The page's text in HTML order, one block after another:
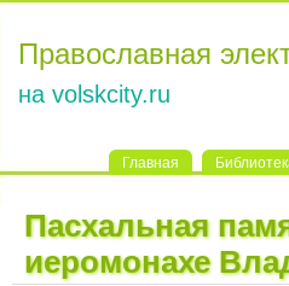
Православная
на volskcity.ru
Главная
Пасхальная
иеромонахе